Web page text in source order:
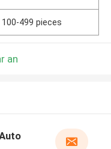
499 pieces
an